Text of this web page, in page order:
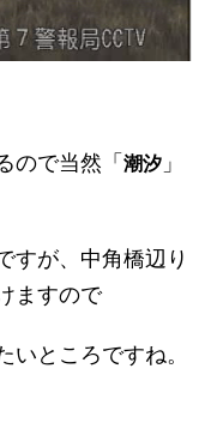
ので当然「 潮汐 」
すが、中角橋辺り
ますので
ところですね。